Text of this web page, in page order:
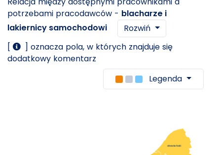
potrzebami pracodawców - blacharze i
lakiernicy samochodowi
Rozwiń
[
] oznacza pola, w których znajduje się
dodatkowy komentarz
Legenda
sławieński